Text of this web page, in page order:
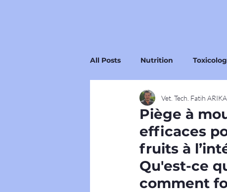
All Posts Nutrition
Ingrédients et Substances
Piège à
efficaces
fruits à
Vet. Tech. Fatih
Qu'est-ce
comment